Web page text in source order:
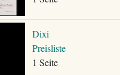
Dixi
Preisliste
1 Seite